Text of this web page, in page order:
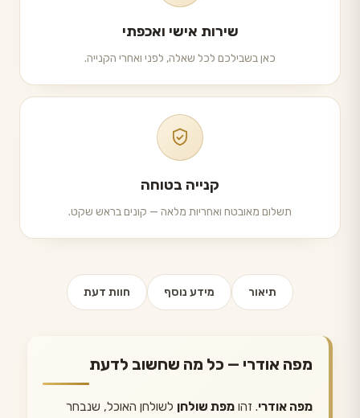
שירות אישי ואכפתי
כאן בשבילכם לכל שאלה, לפני ואחרי הקנייה.
קנייה בטוחה
תשלום מאובטח ואחריות מלאה — קונים בראש שקט.
תיאור מידע נוסף חוות דעת
מפה אודרי — כל מה שחשוב לדעת
מפה אודרי. זהו מפת שולחן לשולחן האוכל, שנבחר